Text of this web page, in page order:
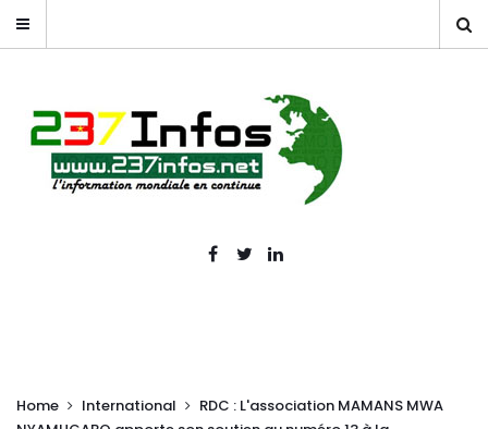
Home International
RDC : L'association MAMANS MWA